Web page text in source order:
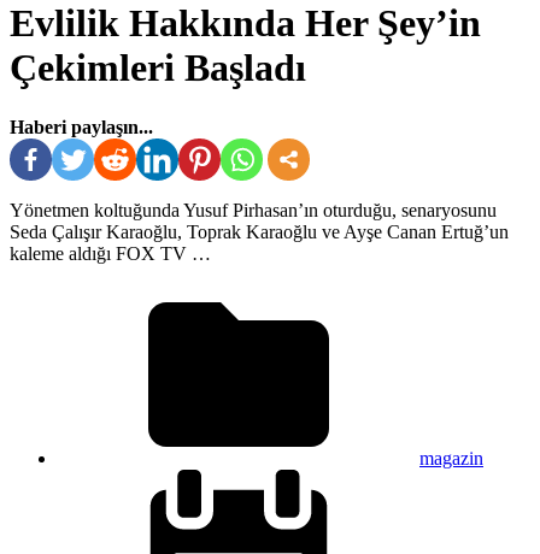
Evlilik Hakkında Her Şey’in
Çekimleri Başladı
Haberi paylaşın...
Yönetmen koltuğunda Yusuf Pirhasan’ın oturduğu, senaryosunu
Seda Çalışır Karaoğlu, Toprak Karaoğlu ve Ayşe Canan Ertuğ’un
kaleme aldığı FOX TV …
magazin